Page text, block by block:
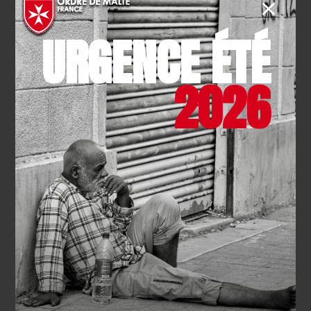
INTERNATIONAL- 05.03.2026
L’Ordre de Malte France
maintient sa présence au
Moyen-Orient
EN SAVOIR PLUS
URGENCE ÉTÉ
2026